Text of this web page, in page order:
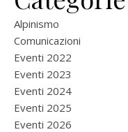
Alpinismo
Comunicazioni
Eventi 2022
Eventi 2023
Eventi 2024
Eventi 2025
Eventi 2026